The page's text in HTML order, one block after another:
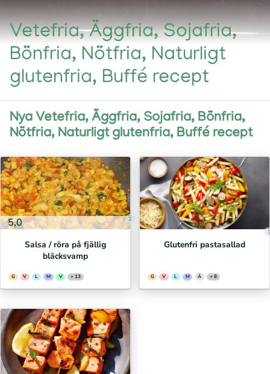
Vetefria, Äggfria, Sojafria,
Bönfria, Nötfria, Naturligt
glutenfria, Buffé recept
Nya Vetefria, Äggfria, Sojafria, Bönfria,
Nötfria, Naturligt glutenfria, Buffé recept
5,0 2
Salsa / röra på fjällig
bläcksvamp
G V L M V + 13
Glutenfri pastasallad
G V L M Ä + 8